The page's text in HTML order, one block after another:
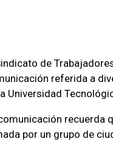
de
referida a
Universidad
recuerda
por un grupo de